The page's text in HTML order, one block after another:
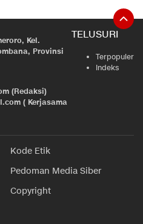
Kel.
Provinsi
(Redaksi)
( Kerjasama
TELUSURI
Terpopuler
Indeks
Kode Etik
Pedoman Media Siber
Copyright